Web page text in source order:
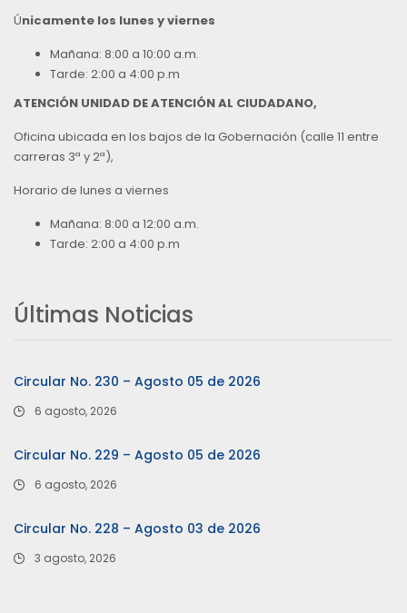
Únicamente los lunes y viernes
Mañana: 8:00 a 10:00 a.m.
Tarde: 2:00 a 4:00 p.m
ATENCIÓN UNIDAD DE ATENCIÓN AL CIUDADANO,
Oficina ubicada en los bajos de la Gobernación (calle 11 entre
carreras 3ª y 2ª),
Horario de lunes a viernes
Mañana: 8:00 a 12:00 a.m.
Tarde: 2:00 a 4:00 p.m
Últimas Noticias
Circular No. 230 – Agosto 05 de 2026
6 agosto, 2026
Circular No. 229 – Agosto 05 de 2026
6 agosto, 2026
Circular No. 228 – Agosto 03 de 2026
3 agosto, 2026